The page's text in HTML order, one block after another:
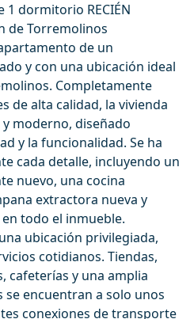
dormitorio RECIÉN
de Torremolinos
de un
y con una ubicación ideal
Completamente
de alta calidad, la vivienda
moderno, diseñado
y la funcionalidad. Se ha
cada detalle, incluyendo un
nuevo, una cocina
extractora nueva y
todo el inmueble.
ubicación privilegiada,
cotidianos. Tiendas,
cafeterías y una amplia
encuentran a solo unos
conexiones de transporte